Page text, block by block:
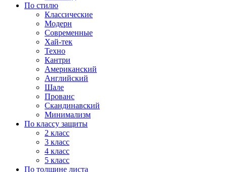
По стилю
Классические
Модерн
Современные
Хай-тек
Техно
Кантри
Американский
Английский
Шале
Прованс
Скандинавский
Минимализм
По классу защиты
2 класс
3 класс
4 класс
5 класс
По толщине листа